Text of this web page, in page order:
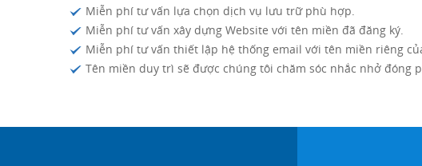
Miễn phí tư vấn lựa chọn dịch vụ lưu trữ phù hợp.
Miễn phí tư vấn xây dựng Website với tên miền đã đăng ký.
Miễn phí tư vấn thiết lập hệ thống email với tên miền riêng
Tên miền duy trì sẽ được chúng tôi chăm sóc nhắc nhở